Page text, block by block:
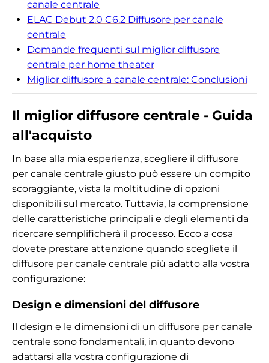
canale centrale
ELAC Debut 2.0 C6.2 Diffusore per canale
centrale
Domande frequenti sul miglior diffusore
centrale per home theater
Miglior diffusore a canale centrale: Conclusioni
Il miglior diffusore centrale - Guida
all'acquisto
In base alla mia esperienza, scegliere il diffusore
per canale centrale giusto può essere un compito
scoraggiante, vista la moltitudine di opzioni
disponibili sul mercato. Tuttavia, la comprensione
delle caratteristiche principali e degli elementi da
ricercare semplificherà il processo. Ecco a cosa
dovete prestare attenzione quando scegliete il
diffusore per canale centrale più adatto alla vostra
configurazione:
Design e dimensioni del diffusore
Il design e le dimensioni di un diffusore per canale
centrale sono fondamentali, in quanto devono
adattarsi alla vostra configurazione di